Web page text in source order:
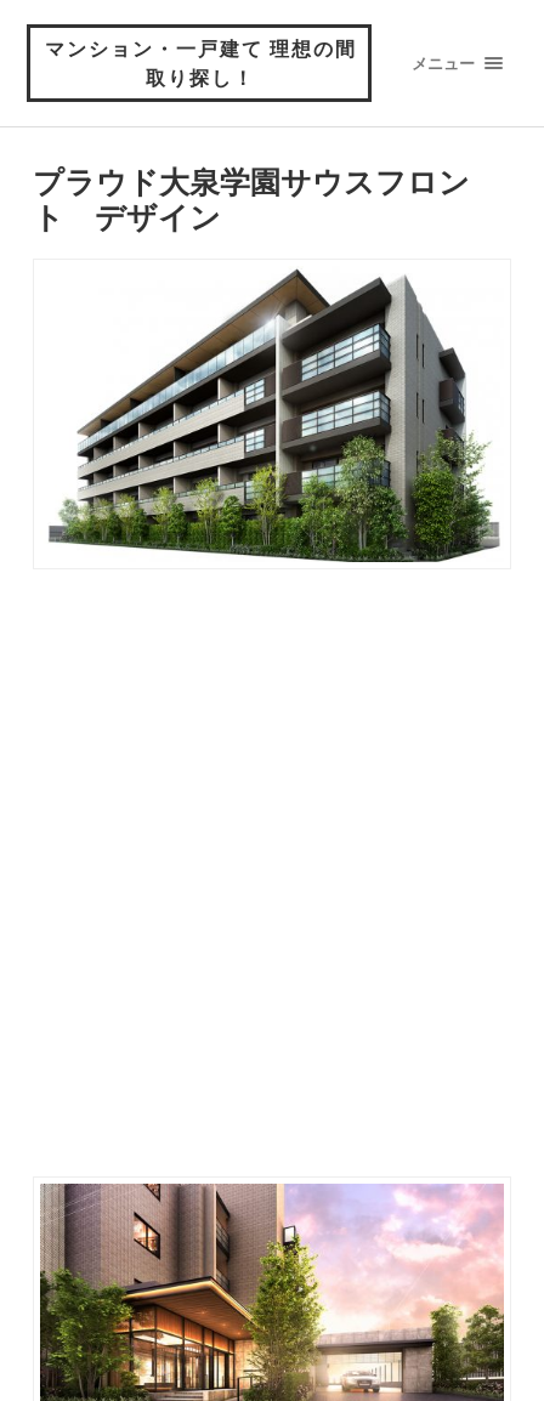
マンション・一戸建て 理想の間
取り探し！
メニュー
プラウド大泉学園サウスフロン
ト デザイン